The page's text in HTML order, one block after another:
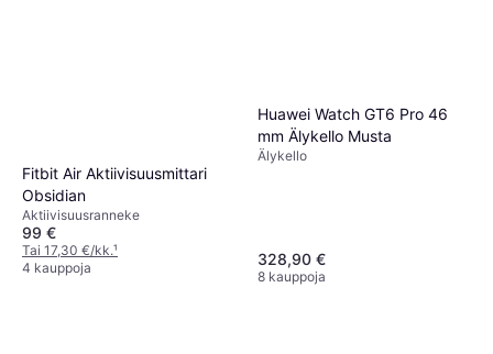
Fitbit Air Aktiivisuusmittari
Obsidian
Aktiivisuusranneke
99 €
Tai 17,30 €/kk.¹
4 kauppoja
Huawei Watch GT6 Pro 46
mm Älykello Musta
Älykello
328,90 €
8 kauppoja